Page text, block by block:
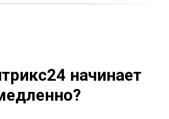
начинает